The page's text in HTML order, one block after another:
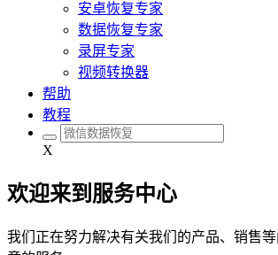
安卓恢复专家
数据恢复专家
录屏专家
视频转换器
帮助
教程
X
欢迎来到服务中心
我们正在努力解决有关我们的产品、销售